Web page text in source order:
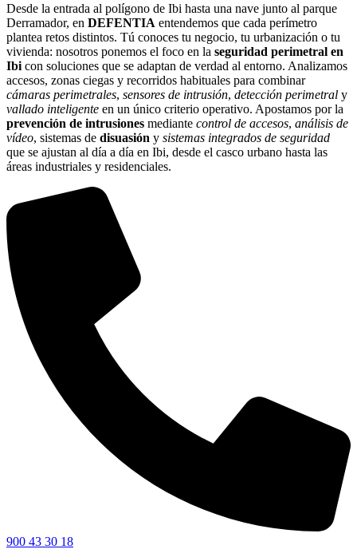
Desde la entrada al polígono de Ibi hasta una nave junto al parque
Derramador, en DEFENTIA entendemos que cada perímetro
plantea retos distintos. Tú conoces tu negocio, tu urbanización o tu
vivienda: nosotros ponemos el foco en la seguridad perimetral en
Ibi con soluciones que se adaptan de verdad al entorno. Analizamos
accesos, zonas ciegas y recorridos habituales para combinar
cámaras perimetrales, sensores de intrusión, detección perimetral y
vallado inteligente en un único criterio operativo. Apostamos por la
prevención de intrusiones mediante control de accesos, análisis de
vídeo, sistemas de disuasión y sistemas integrados de seguridad
que se ajustan al día a día en Ibi, desde el casco urbano hasta las
áreas industriales y residenciales.
900 43 30 18